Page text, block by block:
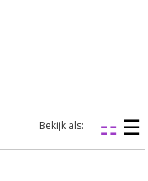
Bekijk als: